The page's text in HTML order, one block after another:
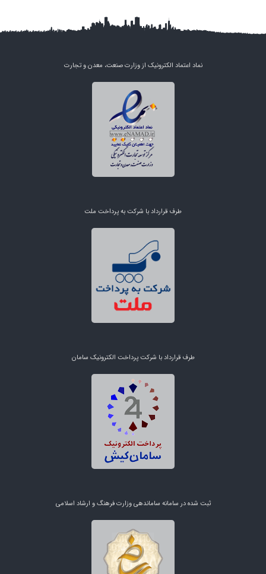
نماد اعتماد الکترونیک از وزارت صنعت، معدن و تجارت
طرف قرارداد با شرکت به پرداخت ملت
طرف قرارداد با شرکت پرداخت الکترونیک سامان
ثبت شده در سامانه ساماندهی وزارت فرهنگ و ارشاد اسلامی